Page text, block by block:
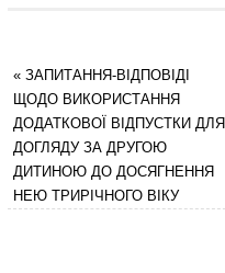
«ЗАПИТАННЯ-ВІДПОВІДІ
ЩОДО ВИКОРИСТАННЯ
ДОДАТКОВОЇ ВІДПУСТКИ ДЛЯ
ДОГЛЯДУ ЗА ДРУГОЮ
ДИТИНОЮ ДО ДОСЯГНЕННЯ
НЕЮ ТРИРІЧНОГО ВІКУ